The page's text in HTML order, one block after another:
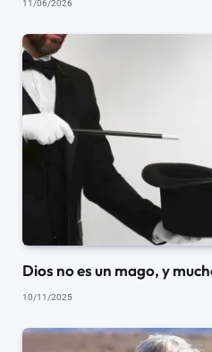
11/06/2026
Dios no es un mago, y
10/11/2025